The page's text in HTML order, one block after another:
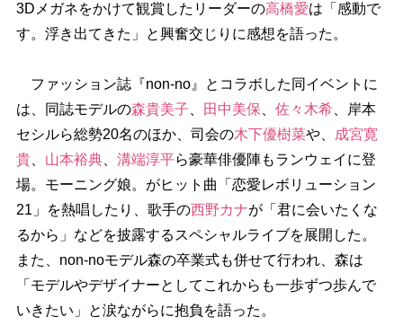
3Dメガネをかけて観賞したリーダーの高橋愛は「感動で
す。浮き出てきた」と興奮交じりに感想を語った。
ファッション誌『non-no』とコラボした同イベントに
は、同誌モデルの森貴美子 田中美保 佐々木希、岸本
セシルら総勢20名のほか、司会の木下優樹菜、
成宮寛
貴、 山本裕典、 溝端淳平ら豪華俳優陣もランウェイに登
場。モーニング娘。がヒット曲「恋愛レボリューション
21」を熱唱したり、歌手の西野カナが「君に会いたくな
るから」などを披露するスペシャルライブを展開した。
また、non-noモデル森の卒業式も併せて行われ、森は
「モデルやデザイナーとしてこれからも一歩ずつ歩んで
いきたい」と涙ながらに抱負を語った。